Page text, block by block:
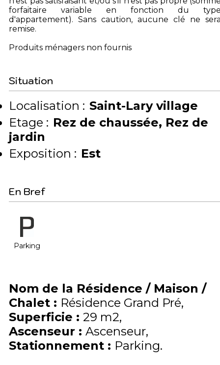
forfaitaire variable en fonction du
d'appartement). Sans caution, aucune clé ne
remise.
Produits ménagers non fournis
Situation
Localisation : Saint-Lary village
Etage : Rez de chaussée Rez de
jardin
Exposition : Est
En Bref
Parking
Nom de la Résidence / Maison /
Chalet : Résidence Grand Pré
Superficie : 29 m2
Ascenseur : Ascenseur
Stationnement : Parking